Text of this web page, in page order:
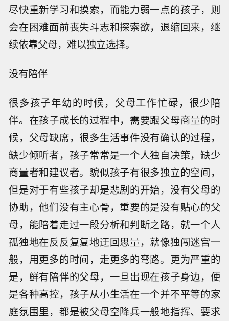
尽快重新学习和摸索，而能力弱一点的孩子，则
会在困难面前丧失斗志和探索欲，退缩回来，继
续依靠父母，难以独立选择。
没有陪伴
很多孩子年幼的时候，父母工作忙碌，很少陪
伴。在孩子成长的过程中，需要跟父母商量的时
候，父母缺席，很多生活事件没有确认的过程，
缺少倾听者，孩子常常是一个人独自决策，缺少
商量者和建议者。貌似孩子有很多独立的空间，
但是对于有些孩子却是悲剧的开始，没有父母的
协助，他们没有主心骨，重要的是没有贴心的父
母，能陪着走过一段分析和判断之路，就一个人
孤独地在反反复复地迂回思量，就像独闯迷宫一
般，用更多的时间，走更多的弯路。更为严重的
是，鲜有陪伴的父母，一旦出现在孩子身边，便
是各种高控，孩子从小生活在一个并不平等的家
庭氛围里，都是被父母空降兵一般地指挥、要求